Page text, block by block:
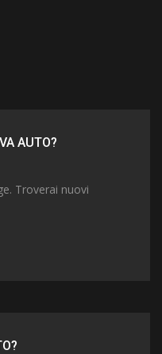
AUTO?
Troverai nuovi